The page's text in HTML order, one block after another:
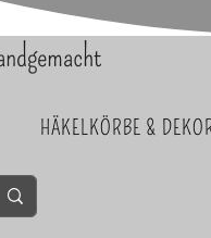
HÄKELKÖRBE &